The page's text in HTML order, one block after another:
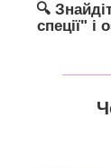
🔍
спеції" і